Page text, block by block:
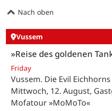
Nach oben
Vussem
»Reise des goldenen
Friday
Vussem. Die Evil
Mittwoch, 12. August,
Mofatour »MoMoTo«